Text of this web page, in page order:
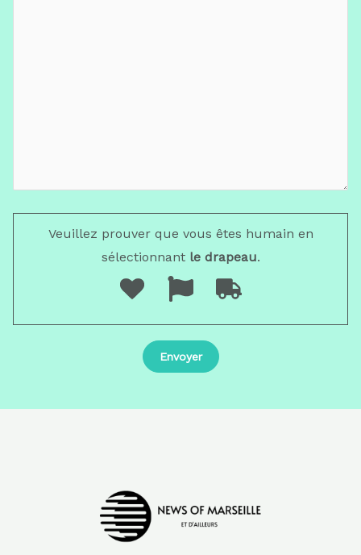
Veuillez prouver que vous êtes humain en
sélectionnantle drapeau.